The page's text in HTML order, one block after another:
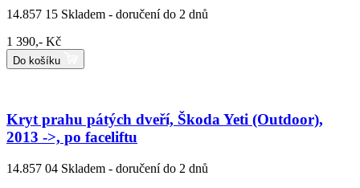
14.857 15 Skladem - doručení do 2 dnů
1 390,- Kč
Do košíku
Kryt prahu pátých dveří, Škoda Yeti (Outdoor),
2013 ->, po faceliftu
14.857 04 Skladem - doručení do 2 dnů